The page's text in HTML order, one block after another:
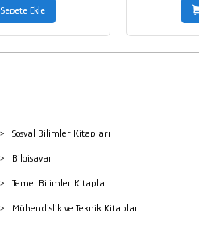
Sepete Ekle
Sosyal Bilimler Kitapları
Bilgisayar
Temel Bilimler Kitapları
Mühendislik ve Teknik Kitaplar